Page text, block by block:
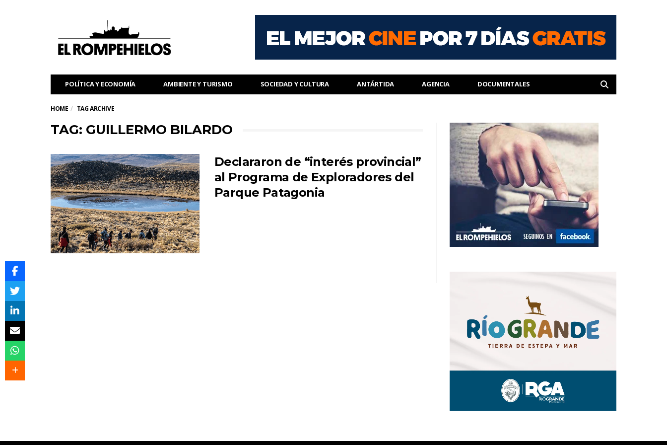
POLÍTICA Y ECONOMÍA AMBIENTE Y TURISMO SOCIEDAD Y CULTURA ANTÁRTIDA AGENCIA DOCUMENTALES
HOME TAG ARCHIVE
TAG: GUILLERMO BILARDO
Declararon de “interés provincial”
al Programa de Exploradores del
Parque Patagonia